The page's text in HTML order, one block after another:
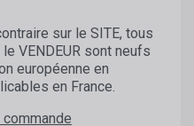
sur le SITE, tous
VENDEUR sont neufs
européenne en
en France.